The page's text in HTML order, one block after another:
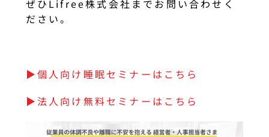
ぜひLifree株式会社までお問い合わせく
ださい。
▶︎個人向け睡眠セミナーはこちら
▶︎法人向け無料セミナーはこちら